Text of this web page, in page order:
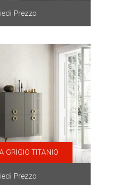
Prezzo
GRIGIO TITANIO
Prezzo